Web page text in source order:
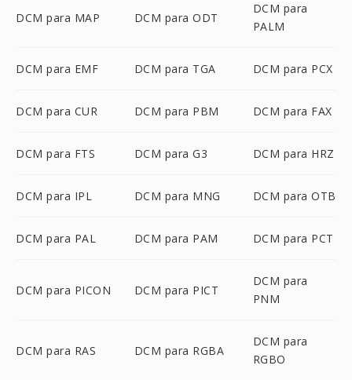
DCM para MAP DCM para ODT
DCM para
PALM
DCM para EMF DCM para TGA DCM para PCX
DCM para CUR DCM para PBM DCM para FAX
DCM para FTS DCM para G3 DCM para HRZ
DCM para IPL DCM para MNG DCM para OTB
DCM para PAL DCM para PAM DCM para PCT
DCM para PICON DCM para PICT
DCM para
PNM
DCM para RAS DCM para RGBA
DCM para
RGBO